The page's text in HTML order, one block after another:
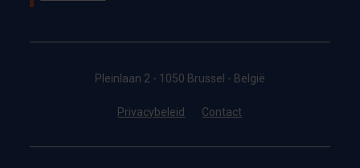
Pleinlaan 2 - 1050 Brussel - België
Privacybeleid Contact